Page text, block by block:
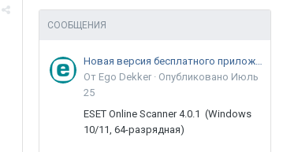
СООБЩЕНИЯ
Новая версия бесплатного приложения ESET Online Scanner доступна пользователям
От Ego Dekker · Опубликовано Июль
25
ESET Online Scanner 4.0.1 (Windows
10/11, 64-разрядная)